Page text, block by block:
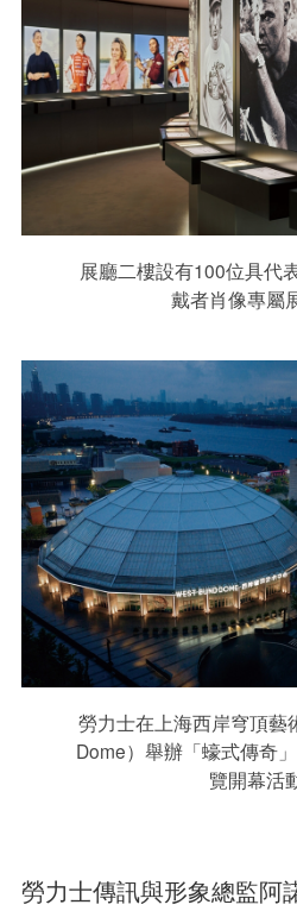
展廳二樓設有100位具代
戴者肖像專屬
勞力士在上海西岸穹頂藝
Dome）舉辦「蠔式傳奇
覽開幕活
勞力士傳訊與形象總監阿